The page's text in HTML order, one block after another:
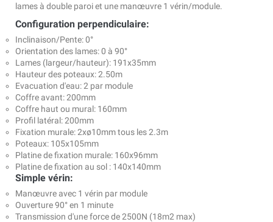
lames à double paroi et une manœuvre 1 vérin/module.
Configuration perpendiculaire:
Inclinaison/Pente: 0°
Orientation des lames: 0 à 90°
Lames (largeur/hauteur): 191x35mm
Hauteur des poteaux: 2.50m
Evacuation d'eau: 2 par module
Coffre avant: 200mm
Coffre haut ou mural: 160mm
Profil latéral: 200mm
Fixation murale: 2xø10mm tous les 2.3m
Poteaux: 105x105mm
Platine de fixation murale: 160x96mm
Platine de fixation au sol : 140x140mm
Simple vérin:
Manœuvre avec 1 vérin par module
Ouverture 90° en 1 minute
Transmission d'une force de 2500N (18m2 max)